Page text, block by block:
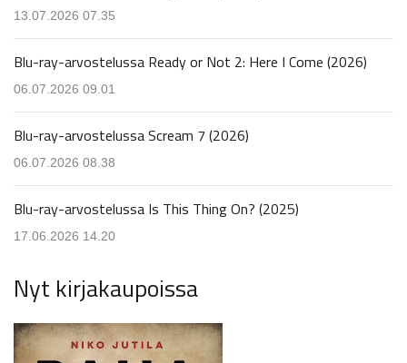
13.07.2026 07.35
Blu-ray-arvostelussa Ready or Not 2: Here I Come (2026)
06.07.2026 09.01
Blu-ray-arvostelussa Scream 7 (2026)
06.07.2026 08.38
Blu-ray-arvostelussa Is This Thing On? (2025)
17.06.2026 14.20
Nyt kirjakaupoissa